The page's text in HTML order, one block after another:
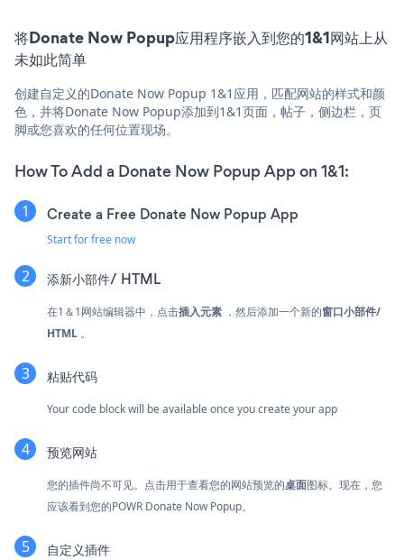
将Donate Now Popup应用程序嵌入到您的1&1网站上从
未如此简单
创建自定义的Donate Now Popup 1&1应用，匹配网站的样式和颜
色，并将Donate Now Popup添加到1&1页面，帖子，侧边栏，页
脚或您喜欢的任何位置现场。
How To Add a Donate Now Popup App on 1&1:
Create a Free Donate Now Popup App
Start for free now
添新小部件/ HTML
在1＆1网站编辑器中，点击插入元素 ，然后添加一个新的窗口小部件/
HTML 。
粘贴代码
Your code block will be available once you create your app
预览网站
您的插件尚不可见。点击用于查看您的网站预览的桌面图标。现在，您
应该看到您的POWR Donate Now Popup。
自定义插件